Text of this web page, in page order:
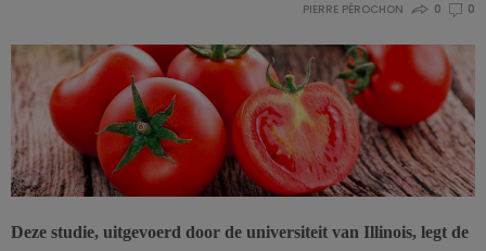
PIERRE PÉROCHON 0 0
Deze studie, uitgevoerd door de universiteit van Illinois, legt de